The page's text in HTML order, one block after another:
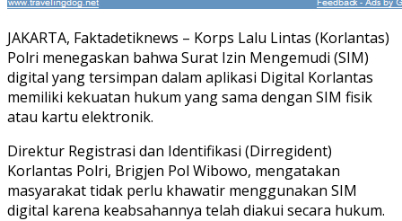
JAKARTA, Faktadetiknews – Korps Lalu Lintas (Korlantas)
Polri menegaskan bahwa Surat Izin Mengemudi (SIM)
digital yang tersimpan dalam aplikasi Digital Korlantas
memiliki kekuatan hukum yang sama dengan SIM fisik
atau kartu elektronik.
Direktur Registrasi dan Identifikasi (Dirregident)
Korlantas Polri, Brigjen Pol Wibowo, mengatakan
masyarakat tidak perlu khawatir menggunakan SIM
digital karena keabsahannya telah diakui secara hukum.